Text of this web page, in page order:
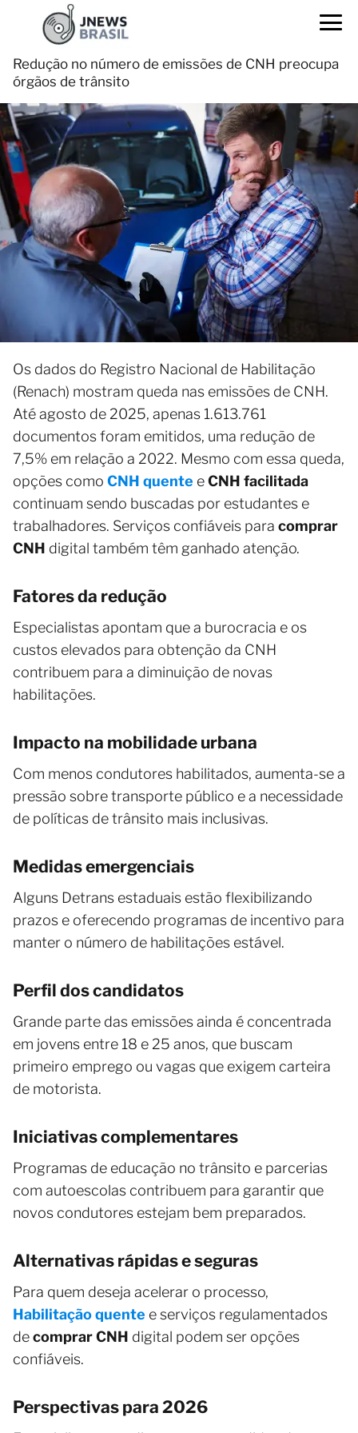
Redução no número de emissões de CNH preocupa
órgãos de trânsito
Os dados do Registro Nacional de Habilitação
(Renach) mostram queda nas emissões de CNH.
Até agosto de 2025, apenas 1.613.761
documentos foram emitidos, uma redução de
7,5% em relação a 2022. Mesmo com essa queda,
opções como CNH quente eCNH facilitada
continuam sendo buscadas por estudantes e
trabalhadores. Serviços confiáveis para comprar
CNH digital também têm ganhado atenção.
Fatores da redução
Especialistas apontam que a burocracia e os
custos elevados para obtenção da CNH
contribuem para a diminuição de novas
habilitações.
Impacto na mobilidade urbana
Com menos condutores habilitados, aumenta-se a
pressão sobre transporte público e a necessidade
de políticas de trânsito mais inclusivas.
Medidas emergenciais
Alguns Detrans estaduais estão flexibilizando
prazos e oferecendo programas de incentivo para
manter o número de habilitações estável.
Perfil dos candidatos
Grande parte das emissões ainda é concentrada
em jovens entre 18 e 25 anos, que buscam
primeiro emprego ou vagas que exigem carteira
de motorista.
Iniciativas complementares
Programas de educação no trânsito e parcerias
com autoescolas contribuem para garantir que
novos condutores estejam bem preparados.
Alternativas rápidas e seguras
Para quem deseja acelerar o processo,
Habilitação quente e serviços regulamentados
decomprar CNH digital podem ser opções
confiáveis.
Perspectivas para 2026